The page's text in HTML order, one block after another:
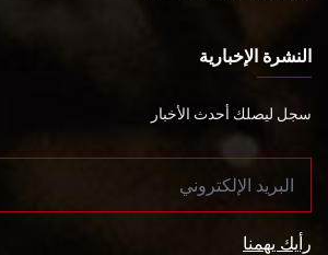
النشرة الإخبارية
سجل ليصلك أحدث الأخبار
رأيك يهمنا